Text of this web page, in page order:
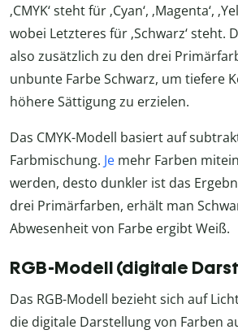
‚CMYK‘ steht für ‚Cyan‘, ‚Magenta‘,
wobei Letzteres für ‚Schwarz‘ steht.
also zusätzlich zu den drei
unbunte Farbe Schwarz, um tiefere
höhere Sättigung zu erzielen.
Das CMYK-Modell basiert auf
Farbmischung. Je mehr Farben
werden, desto dunkler ist das
drei Primärfarben, erhält man
Abwesenheit von Farbe ergibt Weiß.
RGB-Modell (digitale
Das RGB-Modell bezieht sich auf
die digitale Darstellung von Farben